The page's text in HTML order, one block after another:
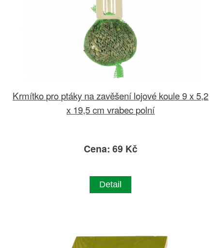
Krmítko pro ptáky na zavěšení lojové koule 9 x 5,2
x 19,5 cm vrabec polní
Cena: 69 Kč
Detail